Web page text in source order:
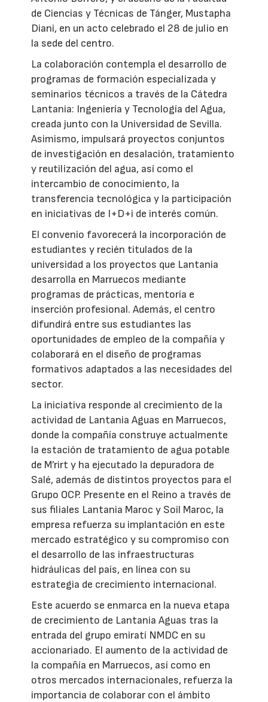
de Ciencias y Técnicas de Tánger, Mustapha
Diani, en un acto celebrado el 28 de julio en
la sede del centro.
La colaboración contempla el desarrollo de
programas de formación especializada y
seminarios técnicos a través de la Cátedra
Lantania: Ingeniería y Tecnología del Agua,
creada junto con la Universidad de Sevilla.
Asimismo, impulsará proyectos conjuntos
de investigación en desalación, tratamiento
y reutilización del agua, así como el
intercambio de conocimiento, la
transferencia tecnológica y la participación
en iniciativas de I+D+i de interés común.
El convenio favorecerá la incorporación de
estudiantes y recién titulados de la
universidad a los proyectos que Lantania
desarrolla en Marruecos mediante
programas de prácticas, mentoría e
inserción profesional. Además, el centro
difundirá entre sus estudiantes las
oportunidades de empleo de la compañía y
colaborará en el diseño de programas
formativos adaptados a las necesidades del
sector.
La iniciativa responde al crecimiento de la
actividad de Lantania Aguas en Marruecos,
donde la compañía construye actualmente
la estación de tratamiento de agua potable
de M’rirt y ha ejecutado la depuradora de
Salé, además de distintos proyectos para el
Grupo OCP. Presente en el Reino a través de
sus filiales Lantania Maroc y Soil Maroc, la
empresa refuerza su implantación en este
mercado estratégico y su compromiso con
el desarrollo de las infraestructuras
hidráulicas del país, en línea con su
estrategia de crecimiento internacional.
Este acuerdo se enmarca en la nueva etapa
de crecimiento de Lantania Aguas tras la
entrada del grupo emiratí NMDC en su
accionariado. El aumento de la actividad de
la compañía en Marruecos, así como en
otros mercados internacionales, refuerza la
importancia de colaborar con el ámbito